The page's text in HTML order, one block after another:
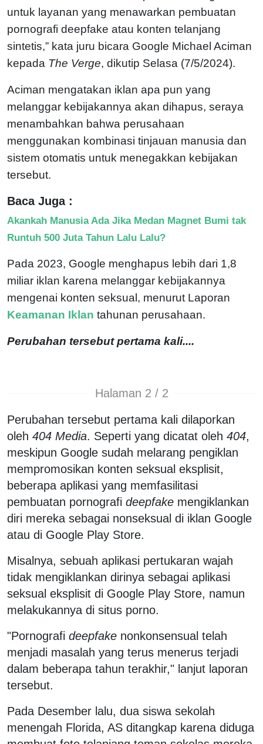
untuk layanan yang menawarkan pembuatan
pornografi deepfake atau konten telanjang
sintetis,” kata juru bicara Google Michael Aciman
kepada The Verge, dikutip Selasa (7/5/2024).
Aciman mengatakan iklan apa pun yang
melanggar kebijakannya akan dihapus, seraya
menambahkan bahwa perusahaan
menggunakan kombinasi tinjauan manusia dan
sistem otomatis untuk menegakkan kebijakan
tersebut.
Baca Juga :
Akankah Manusia Ada Jika Medan Magnet Bumi tak
Runtuh 500 Juta Tahun Lalu Lalu?
Pada 2023, Google menghapus lebih dari 1,8
miliar iklan karena melanggar kebijakannya
mengenai konten seksual, menurut Laporan
Keamanan Iklan tahunan perusahaan.
Perubahan tersebut pertama kali....
Halaman 2 / 2
Perubahan tersebut pertama kali dilaporkan
oleh 404 Media. Seperti yang dicatat oleh 404,
meskipun Google sudah melarang pengiklan
mempromosikan konten seksual eksplisit,
beberapa aplikasi yang memfasilitasi
pembuatan pornografi deepfake mengiklankan
diri mereka sebagai nonseksual di iklan Google
atau di Google Play Store.
Misalnya, sebuah aplikasi pertukaran wajah
tidak mengiklankan dirinya sebagai aplikasi
seksual eksplisit di Google Play Store, namun
melakukannya di situs porno.
"Pornografi deepfake nonkonsensual telah
menjadi masalah yang terus menerus terjadi
dalam beberapa tahun terakhir," lanjut laporan
tersebut.
Pada Desember lalu, dua siswa sekolah
menengah Florida, AS ditangkap karena diduga